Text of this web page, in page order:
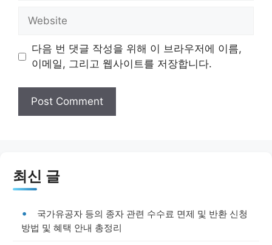
Website
다음 번 댓글 작성을 위해 이 브라우저에 이름,
이메일, 그리고 웹사이트를 저장합니다.
최신 글
국가유공자 등의 종자 관련 수수료 면제 및 반환 신청
방법 및 혜택 안내 총정리